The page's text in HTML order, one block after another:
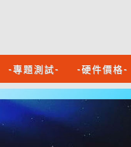
-專題測試- -硬件價格-